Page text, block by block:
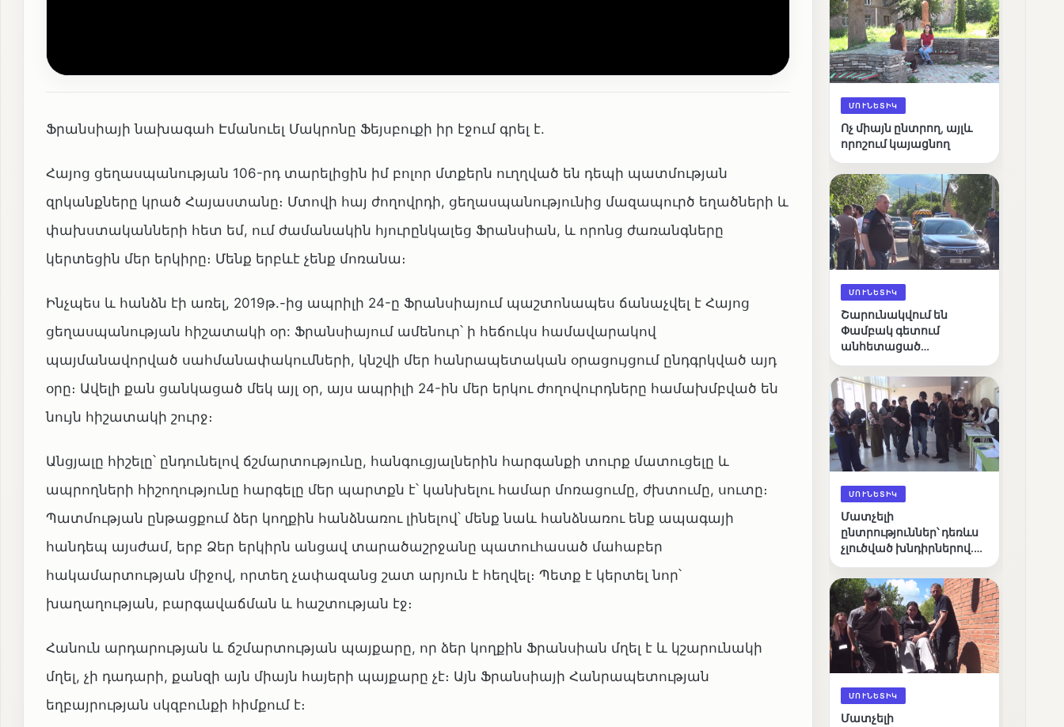
Ֆրանսիայի նախագահ Էմանուել Մակրոնը Ֆեյսբուքի իր էջում գրել է.
Հայոց ցեղասպանության 106-րդ տարելիցին իմ բոլոր մտքերն ուղղված են դեպի պատմության
զրկանքները կրած Հայաստանը։ Մտովի հայ ժողովրդի, ցեղասպանությունից մազապուրծ եղածների և
փախստականների հետ եմ, ում ժամանակին հյուրընկալեց Ֆրանսիան, և որոնց ժառանգները
կերտեցին մեր երկիրը։ Մենք երբևէ չենք մոռանա։
Ինչպես և հանձն էի առել, 2019թ.-ից ապրիլի 24-ը Ֆրանսիայում պաշտոնապես ճանաչվել է Հայոց
ցեղասպանության հիշատակի օր: Ֆրանսիայում ամենուր՝ ի հեճուկս համավարակով
պայմանավորված սահմանափակումների, կնշվի մեր հանրապետական օրացույցում ընդգրկված այդ
օրը։ Ավելի քան ցանկացած մեկ այլ օր, այս ապրիլի 24-ին մեր երկու ժողովուրդները համախմբված են
նույն հիշատակի շուրջ։
Անցյալը հիշելը՝ ընդունելով ճշմարտությունը, հանգուցյալներին հարգանքի տուրք մատուցելը և
ապրողների հիշողությունը հարգելը մեր պարտքն է՝ կանխելու համար մոռացումը, ժխտումը, սուտը։
Պատմության ընթացքում ձեր կողքին հանձնառու լինելով՝ մենք նաև հանձնառու ենք ապագայի
հանդեպ այսժամ, երբ Ձեր երկիրն անցավ տարածաշրջանը պատուհասած մահաբեր
հակամարտության միջով, որտեղ չափազանց շատ արյուն է հեղվել։ Պետք է կերտել նոր՝
խաղաղության, բարգավաճման և հաշտության էջ։
Հանուն արդարության և ճշմարտության պայքարը, որ ձեր կողքին Ֆրանսիան մղել է և կշարունակի
մղել, չի դադարի, քանզի այն միայն հայերի պայքարը չէ։ Այն Ֆրանսիայի Հանրապետության
եղբայրության սկզբունքի հիմքում է։
ՄՈՒՆԵՏԻԿ
Ոչ միայն ընտրող, այլև
որոշում կայացնող
ՄՈՒՆԵՏԻԿ
Շարունակվում են
Փամբակ գետում
անհետացած
որոնողական
աշխատանքները
ՄՈՒՆԵՏԻԿ
Մատչելի
ընտրություններ՝ դեռևս
չլուծված խնդիրներով.
դիտորդական
առաքելության
արդյունքները
ՄՈՒՆԵՏԻԿ
Մատչելի